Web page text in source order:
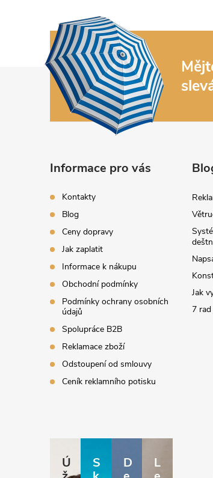
Informace pro vás
Kontakty
Blog
Ceny dopravy
Jak zaplatit
Informace k nákupu
Obchodní podmínky
Podmínky ochrany osobních
údajů
Spolupráce B2B
Reklamace zboží
Odstoupení od smlouvy
Ceník reklamního potisku
Jak
7
Ú
S
D
L